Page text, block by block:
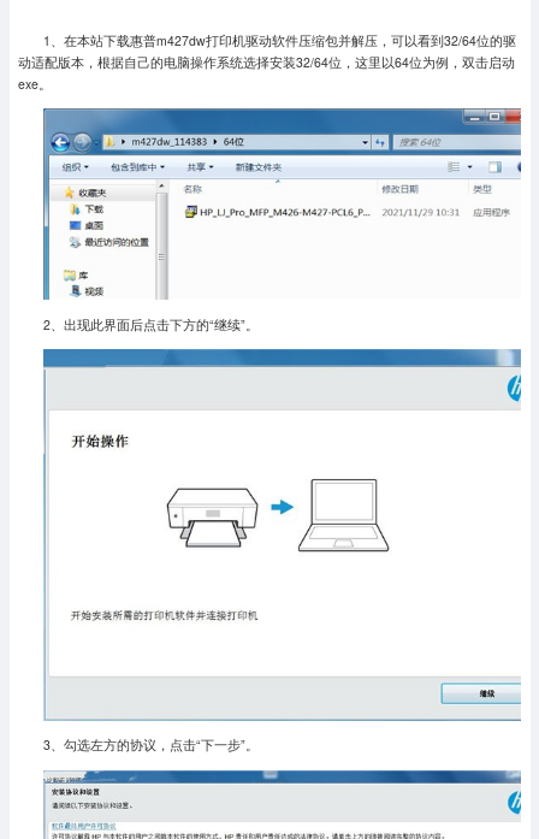
1、在本站下载惠普m427dw打印机驱动软件压缩包并解压，可以看到32/64位的驱
动适配版本，根据自己的电脑操作系统选择安装32/64位，这里以64位为例，双击启动
exe。
2、出现此界面后点击下方的“继续”。
3、勾选左方的协议，点击“下一步”。